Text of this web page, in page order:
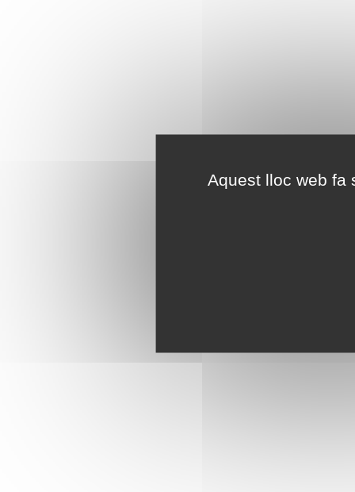
Aquest lloc web fa